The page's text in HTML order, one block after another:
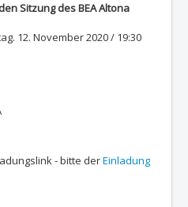
Sitzung des BEA Altona
12. November 2020 / 19:30
- bitte derEinladung